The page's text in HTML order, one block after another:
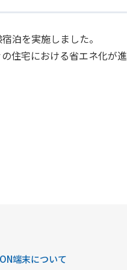
泊を実施しました。
住宅における省エネ化が進
端末について